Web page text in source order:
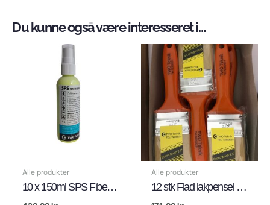
Download SPS Fiberforsegler produktblad
Download SPS Fiberforsegler Teknisk Datablad
Download SDS Sikkerhedsblad
Du kunne også være interesseret i…
Alle produkter
10 x 150ml SPS Fiberforsegler Mini-Ready-Spray
Alle produkter
12 stk Flad lakpensel 2,5″